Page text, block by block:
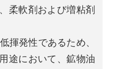
柔軟剤および増粘剤
揮発性であるため、
途において、鉱物油